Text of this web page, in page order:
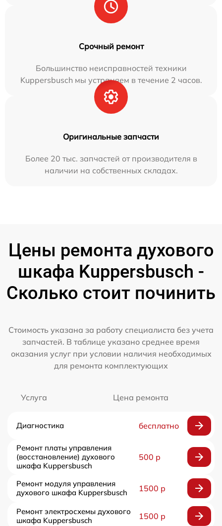
Срочный ремонт
Большинство неисправностей техники
Kuppersbusch мы устраняем в течение 2 часов.
Оригинальные запчасти
Более 20 тыс. запчастей от производителя в
наличии на собственных складах.
Цены ремонта духового
шкафа Kuppersbusch -
Сколько стоит починить
Стоимость указана за работу специалиста без учета
запчастей. В таблице указано среднее время
оказания услуг при условии наличия необходимых
для ремонта комплектующих
Услуга Цена ремонта
Диагностика бесплатно
Ремонт платы управления
(восстановление) духового
шкафа Kuppersbusch
500 р
Ремонт модуля управления
духового шкафа Kuppersbusch
1500 р
Ремонт электросхемы духового
шкафа Kuppersbusch
1500 р